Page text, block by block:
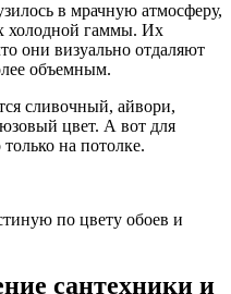
в мрачную атмосферу,
холодной гаммы. Их
они визуально отдаляют
объемным.
сливочный, айвори,
цвет. А вот для
на потолке.
по цвету обоев и
сантехники и